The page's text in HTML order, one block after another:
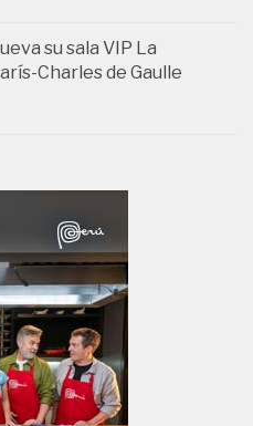
su sala VIP La
Charles de Gaulle